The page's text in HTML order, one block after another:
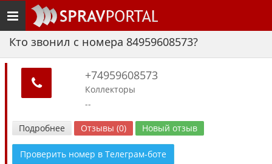
Toggle
navigation
Кто звонил с номера 84959608573?
+74959608573
Коллекторы
--
Подробнее Отзывы (0) Новый отзыв
Проверить номер в Телеграм-боте